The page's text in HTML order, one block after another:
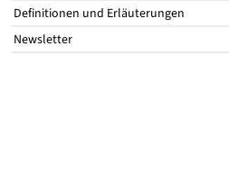
Definitionen und Erläuterungen
Newsletter